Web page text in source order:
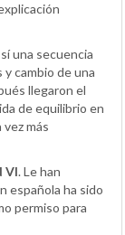
una secuencia
cambio de una
llegaron el
de equilibrio en
más
VI. Le han
española ha sido
permiso para